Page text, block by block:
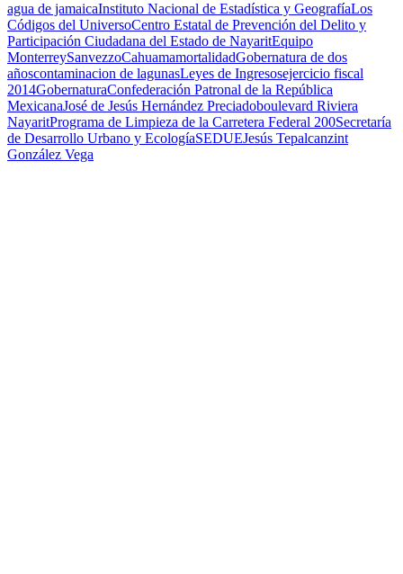
agua de jamaicaInstituto Nacional de Estadística y GeografíaLos
Códigos del UniversoCentro Estatal de Prevención del Delito y
Participación Ciudadana del Estado de NayaritEquipo
MonterreySanvezzoCahuamamortalidadGobernatura de dos
añoscontaminacion de lagunasLeyes de Ingresosejercicio fiscal
2014GobernaturaConfederación Patronal de la República
MexicanaJosé de Jesús Hernández Preciadoboulevard Riviera
NayaritPrograma de Limpieza de la Carretera Federal 200Secretaría
de Desarrollo Urbano y EcologíaSEDUEJesús Tepalcanzint
González Vega